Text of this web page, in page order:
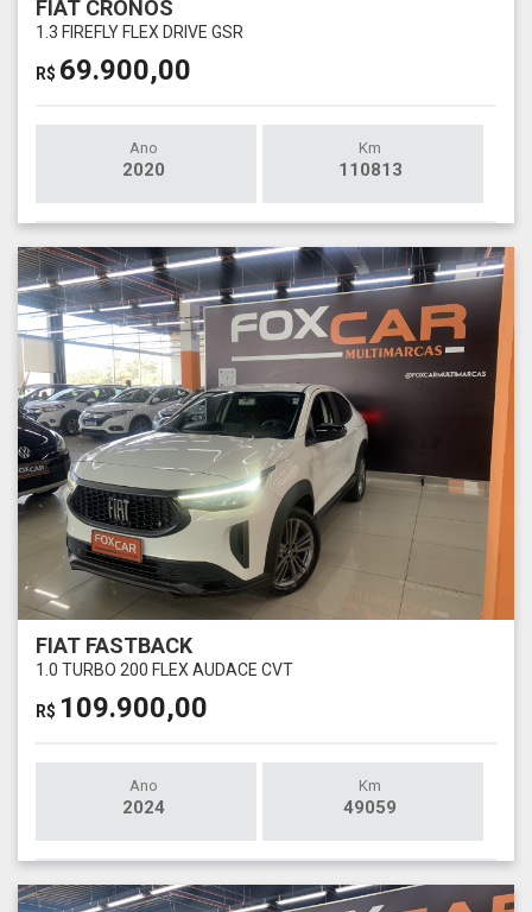
FIAT CRONOS
1.3 FIREFLY FLEX DRIVE GSR
R$ 69.900,00
Ano
2020
Km
110813
FIAT FASTBACK
1.0 TURBO 200 FLEX AUDACE CVT
R$ 109.900,00
Ano
2024
Km
49059